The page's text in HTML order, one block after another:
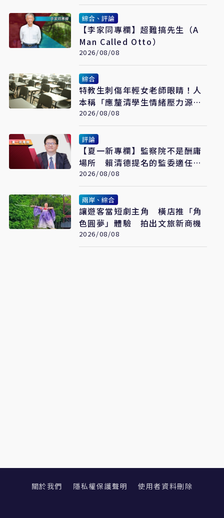
綜合、評論
【李家同專欄】超難搞先生（A
Man Called Otto）
2026/08/08
綜合
特教生刺傷年輕女老師眼睛！人
本稱「應釐清學生情緒壓力源」
遭網罵爆
2026/08/08
評論
【夏一新專欄】監察院不是酬庸
場所 賴清德提名的監委適任
嗎？
2026/08/08
兩岸、綜合
讓遊客當短劇主角 橫店推「角
色圓夢」體驗 拍出文旅新商機
2026/08/08
關於我們 隱私權保護聲明 使用者資料刪除